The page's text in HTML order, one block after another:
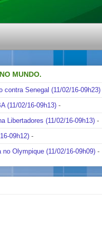
MUNDO.
Senegal (11/02/16-09h23)
(11/02/16-09h13) -
Libertadores (11/02/16-09h13) -
09h12) -
Olympique (11/02/16-09h09) -